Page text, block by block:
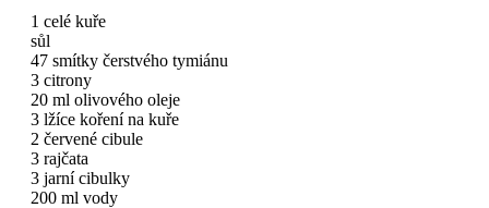
1 celé kuře
sůl
47 smítky čerstvého tymiánu
3 citrony
20 ml olivového oleje
3 lžíce koření na kuře
2 červené cibule
3 rajčata
3 jarní cibulky
200 ml vody